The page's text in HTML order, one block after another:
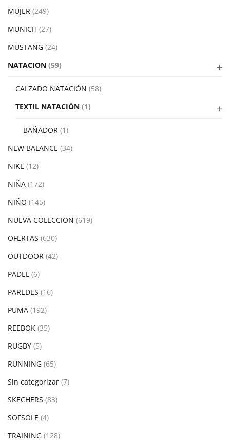
MUJER (249)
MUNICH (27)
MUSTANG (24)
NATACION (59)
CALZADO NATACIÓN (58)
TEXTIL NATACIÓN (1)
BAÑADOR (1)
NEW BALANCE (34)
NIKE (12)
NIÑA (172)
NIÑO (145)
NUEVA COLECCION (619)
OFERTAS (630)
OUTDOOR (42)
PADEL (6)
PAREDES (16)
PUMA (192)
REEBOK (35)
RUGBY (5)
RUNNING (65)
Sin categorizar (7)
SKECHERS (83)
SOFSOLE (4)
TRAINING (128)